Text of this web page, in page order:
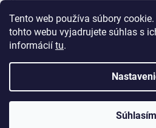
Tento web používa súbory
tohto webu vyjadrujete súhlas s
informácií tu.
Súhlasím
Facebook
Vytvoril
najkufre.sk.